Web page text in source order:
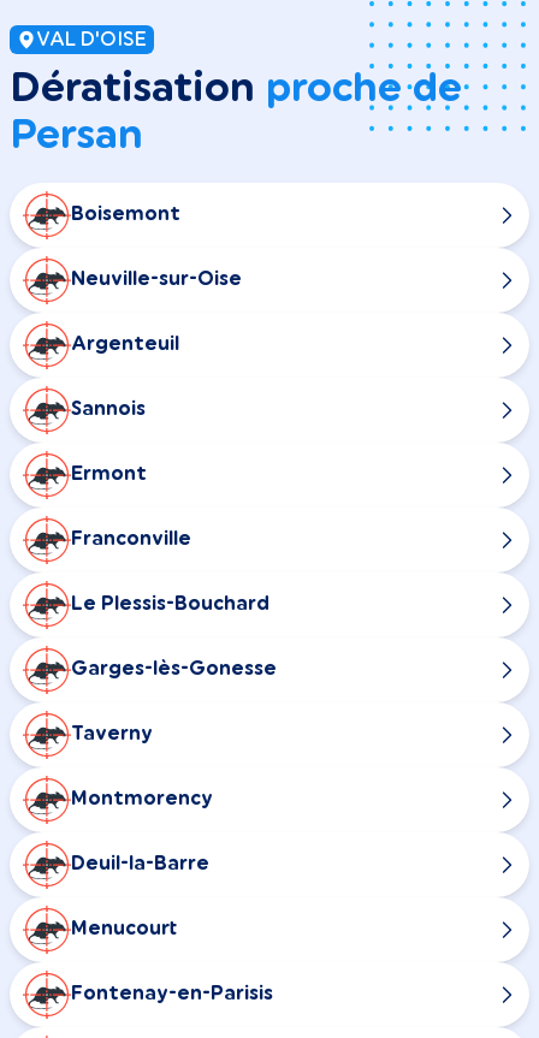
VAL D'OISE
Dératisation proche de
Persan
Boisemont
Neuville-sur-Oise
Argenteuil
Sannois
Ermont
Franconville
Le Plessis-Bouchard
Garges-lès-Gonesse
Taverny
Montmorency
Deuil-la-Barre
Menucourt
Fontenay-en-Parisis